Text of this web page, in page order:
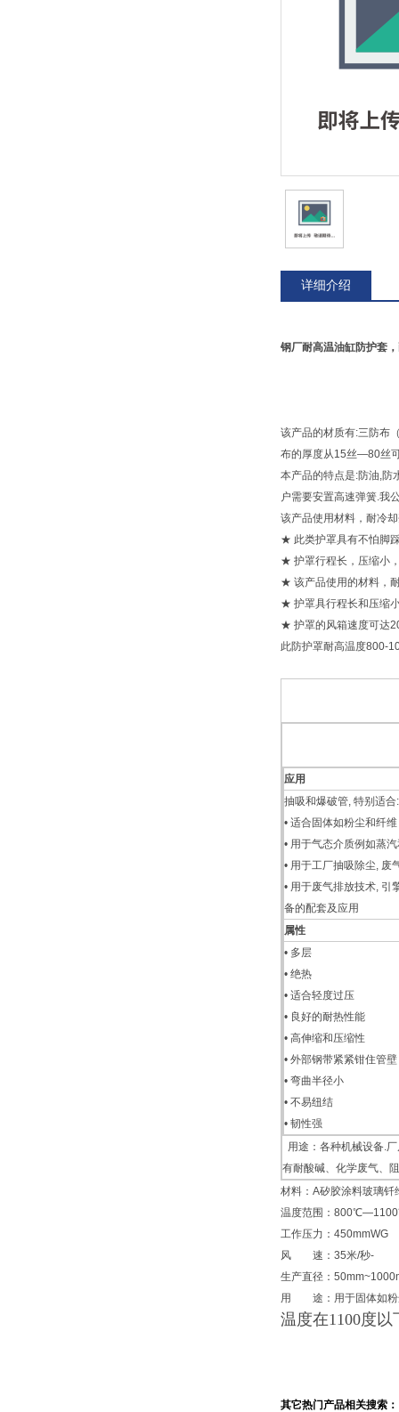
详细介绍
钢厂耐高温油缸防护套
该产品的材质有:三防布
布的厚度从15丝—80丝
本产品的特点是:防油,防
户需要安置高速弹簧.我
该产品使用材料，耐冷
★ 此类护罩具有不怕脚
★ 护罩行程长，压缩小
★ 该产品使用的材料，
★ 护罩具行程长和压缩
★ 护罩的风箱速度可达
此防护罩耐高温度800-
应用
抽吸和爆破管, 特别适合:
• 适合固体如粉尘和纤维
• 用于气态介质例如蒸
• 用于工厂抽吸除尘, 废
• 用于废气排放技术, 引
备的配套及应用
属性
• 多层
• 绝热
• 适合轻度过压
• 良好的耐热性能
• 高伸缩和压缩性
• 外部钢带紧紧钳住管壁
• 弯曲半径小
• 不易纽结
• 韧性强
用途：各种机械设备.
有耐酸碱、化学废气、
材料：A矽胶涂料玻璃
温度范围：
工作压力：450mmWG
风 速：35米/秒-
生产直径：
用 途：用于固体如粉
温度在1100度
其它热门产品相关搜索：